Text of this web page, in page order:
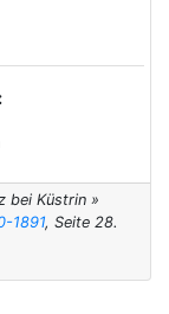
bei Küstrin »
1891, Seite 28.